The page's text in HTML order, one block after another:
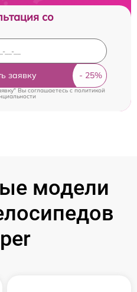
со
заявку
Вы соглашаетесь c политикой
модели